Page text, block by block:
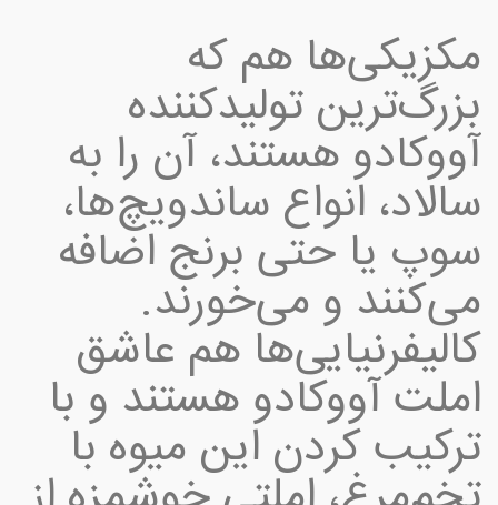
مکزیکی‌ها هم که
بزرگ‌ترین تولیدکننده
آووکادو هستند، آن را به
سالاد، انواع ساندویچ‌ها،
سوپ یا حتی برنج اضافه
می‌کنند و می‌خورند.
کالیفرنیایی‌ها هم عاشق
املت آووکادو هستند و با
ترکیب کردن این میوه با